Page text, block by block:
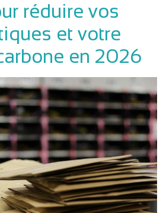
réduire vos
et votre
en 2026